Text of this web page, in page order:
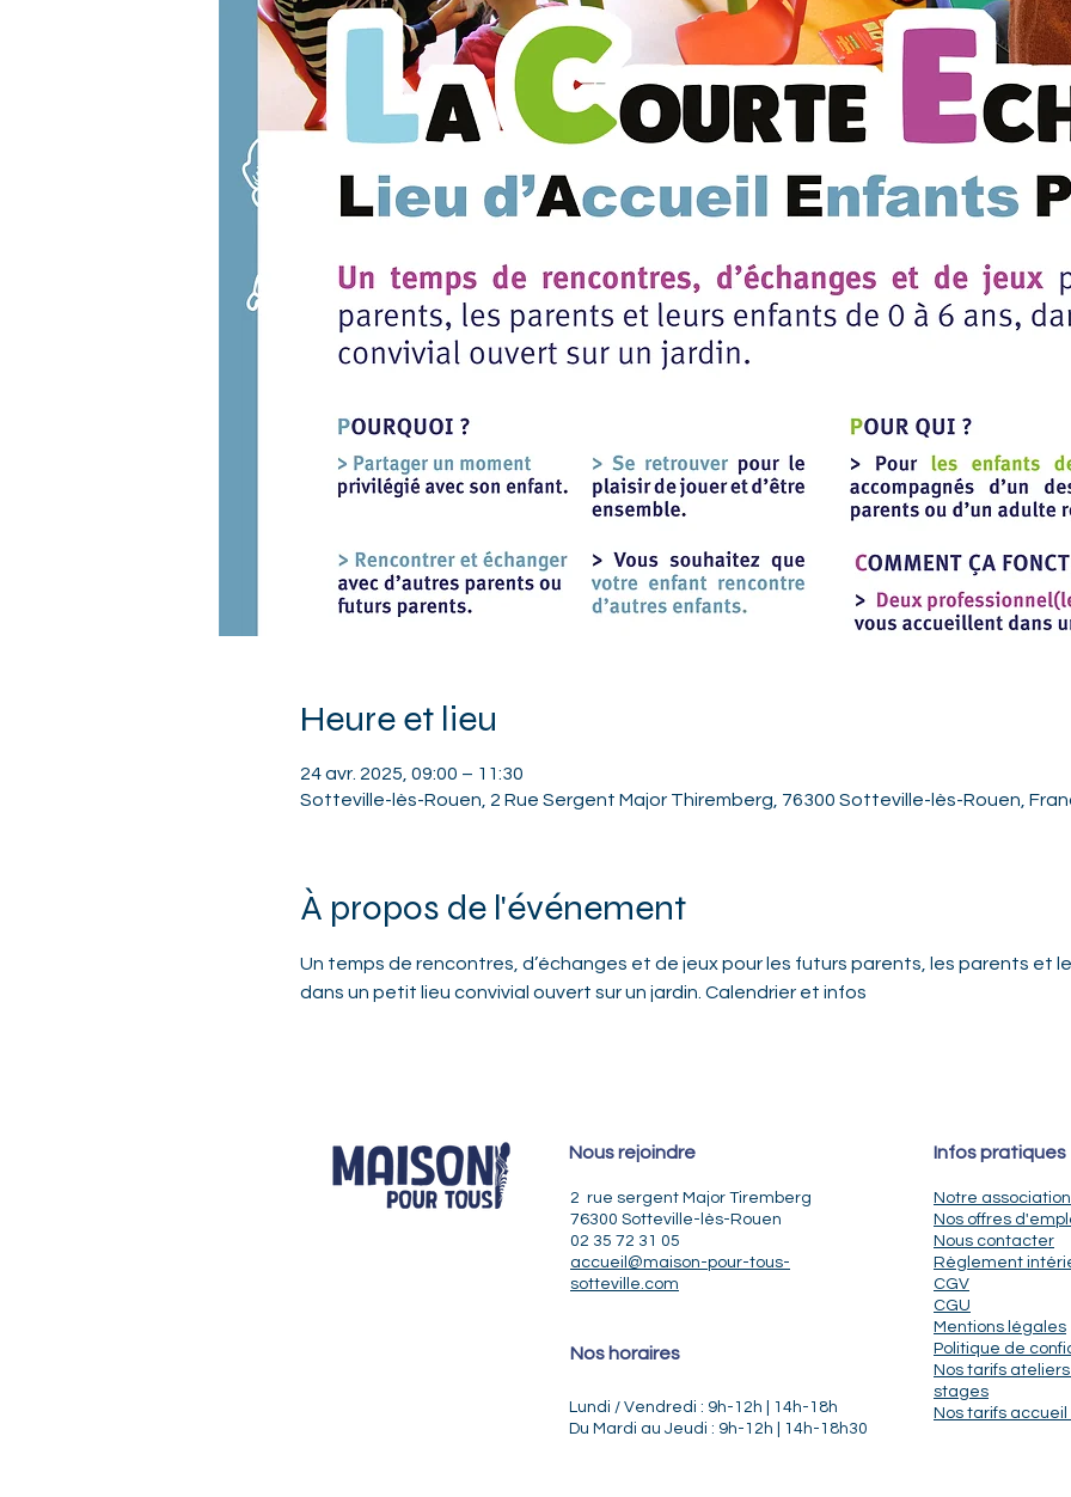
Heure et lieu
24 avr. 2025, 09:00 – 11:30
Sotteville-lès-Rouen, 2 Rue Sergent Major Thiremberg, 76300 Sotteville-lès-Rouen,
À propos de l'événement
Un temps de rencontres, d’échanges et de jeux pour les futurs parents, les parents et
dans un petit lieu convivial ouvert sur un jardin. Calendrier et infos
Nous rejoindre
2 rue sergent Major Tiremberg
76300 Sotteville-lès-Rouen
02 35 72 31 05
accueil@maison-pour-tous-
sotteville.com
Nos horaires
Lundi / Vendredi : 9h-12h | 14h-18h
Du Mardi au Jeudi : 9h-12h | 14h-18h30
Infos pratiques
Notre association
Nos offres
Nous contacter
Règlement
CGV
CGU
Mentions légales
Politique de
Nos tarifs
stages
Nos tarifs accueil